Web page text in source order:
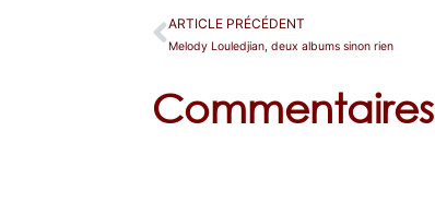
ARTICLE PRÉCÉDENT
Melody Louledjian, deux albums sinon rien
Commentaires